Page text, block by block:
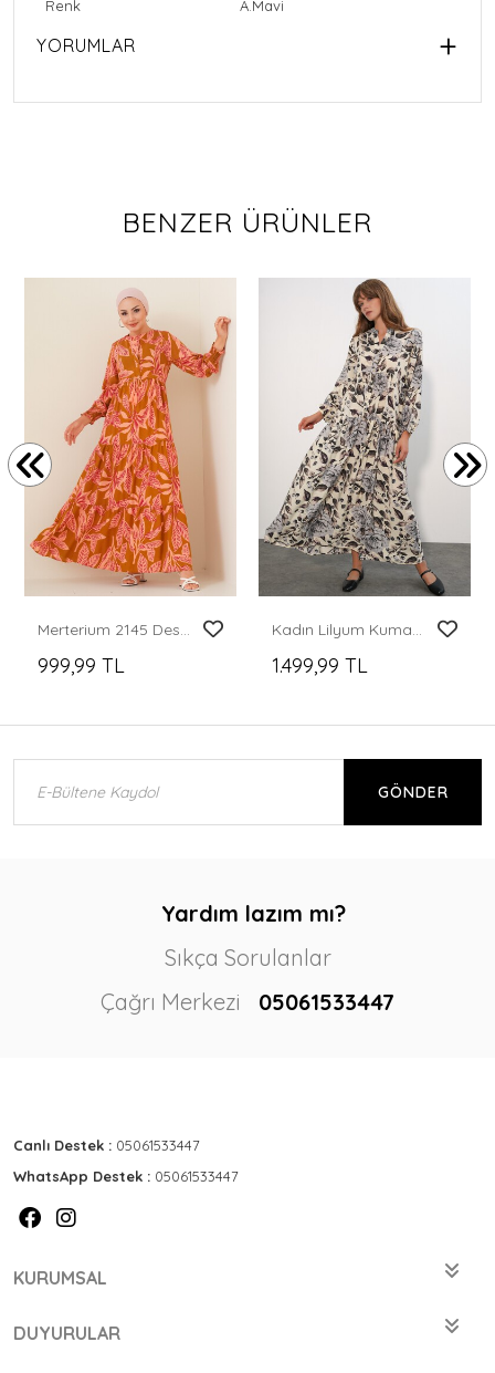
Renk A.Mavi
YORUMLAR
BENZER ÜRÜNLER
Merterium 2145 Desenli Tesettür Elbise - Taba
999,99 TL
Kadın Lilyum Kumaş Uzun Tesettür Elbise 2593 - Antrasit
1.499,99 TL
GÖNDER
Yardım lazım mı?
Sıkça Sorulanlar
Çağrı Merkezi
05061533447
Canlı Destek : 05061533447
WhatsApp Destek : 05061533447
KURUMSAL
DUYURULAR